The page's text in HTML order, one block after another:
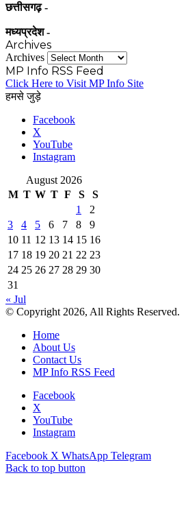
छत्तीसगढ़ -
मध्यप्रदेश -
Archives
Archives
MP Info RSS Feed
Click Here to Visit MP Info Site
हमसे जुड़े
Facebook
X
YouTube
Instagram
August 2026
M T W T F S
S
1
2
3
4 5 6 7 8
9
10 11 12 13 14 15 16
17 18 19 20 21 22 23
24 25 26 27 28 29 30
31
« Jul
© Copyright 2026, All Rights Reserved.
Home
About Us
Contact Us
MP Info RSS Feed
Facebook
X
YouTube
Instagram
Facebook X WhatsApp Telegram
Back to top button